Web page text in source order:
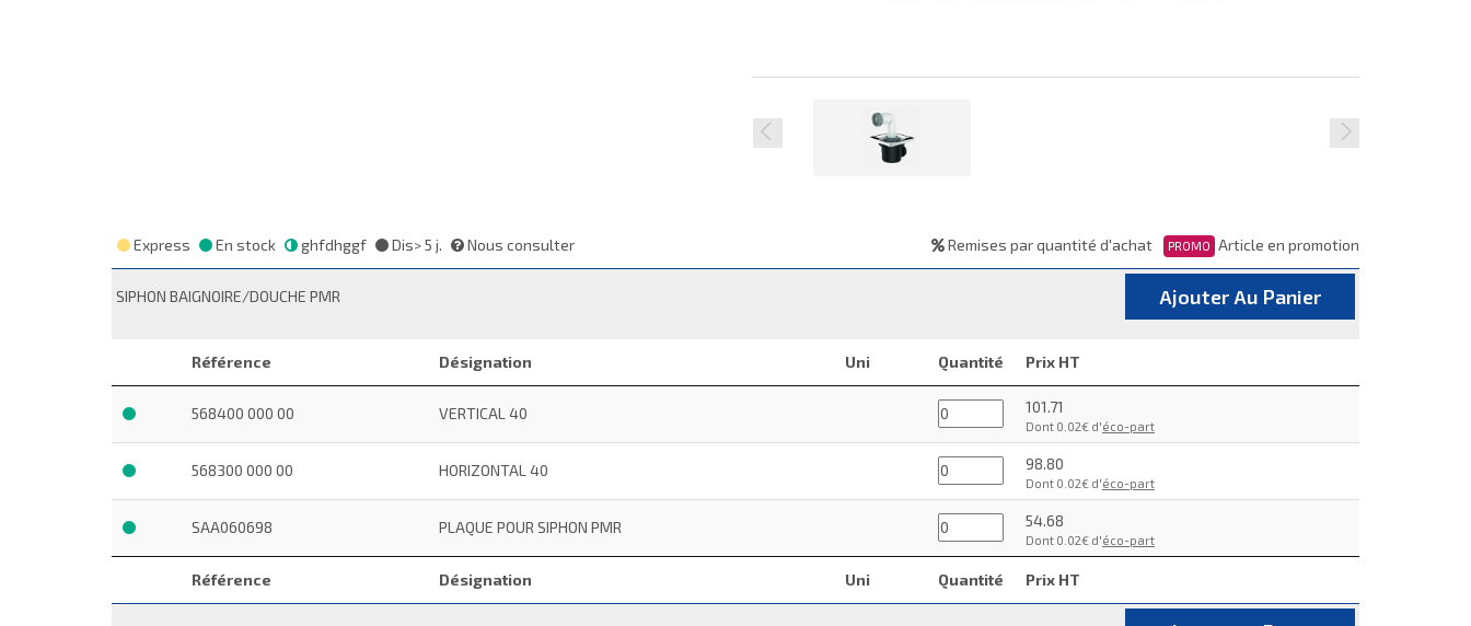
Express En stock ghfdhggf Dis> 5 j. Nous consulter Remises par quantité d'achat PROMO Article en promotion
SIPHON BAIGNOIRE/DOUCHE PMR Ajouter Au Panier
Référence Désignation Uni Quantité Prix HT
Référence Désignation Uni Quantité Prix HT
568400 000 00 VERTICAL 40 101.71
Dont 0.02€ d'éco-part
568300 000 00 HORIZONTAL 40 98.80
Dont 0.02€ d'éco-part
SAA060698 PLAQUE POUR SIPHON PMR 54.68
Dont 0.02€ d'éco-part